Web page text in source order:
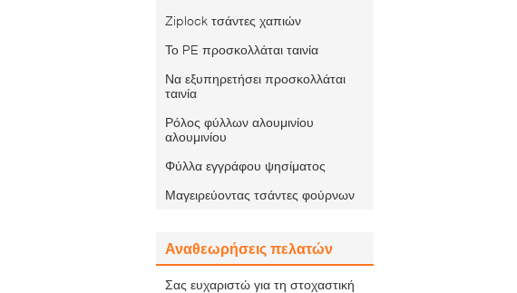
Ziplock τσάντες χαπιών
Το PE προσκολλάται ταινία
Να εξυπηρετήσει προσκολλάται
ταινία
Ρόλος φύλλων αλουμινίου
αλουμινίου
Φύλλα εγγράφου ψησίματος
Μαγειρεύοντας τσάντες φούρνων
Αναθεωρήσεις πελατών
Σας ευχαριστώ για τη στοχαστική